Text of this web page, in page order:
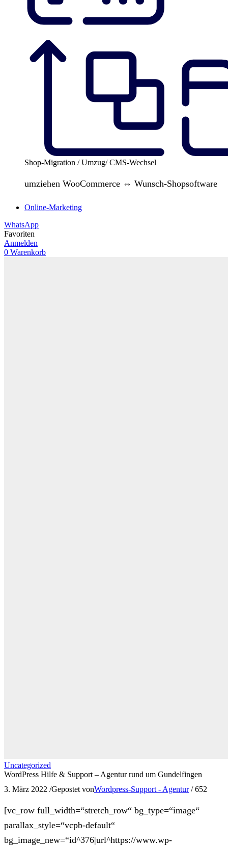
Shop-Migration / Umzug/ CMS-Wechsel
umziehen WooCommerce ⇔ Wunsch-Shopsoftware
Online-Marketing
WhatsApp
Favoriten
Anmelden
0 Warenkorb
Uncategorized
WordPress Hilfe & Support – Agentur rund um Gundelfingen
3. März 2022 /Gepostet vonWordpress-Support - Agentur / 652
[vc_row full_width=“stretch_row“ bg_type=“image“
parallax_style=“vcpb-default“
bg_image_new=“id^376|url^https://www.wp-